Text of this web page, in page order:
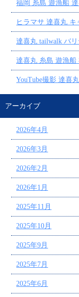
福岡 糸島 遊漁船
ヒラマサ 達喜丸
達喜丸 tailwalk バ
達喜丸 糸島 遊漁
YouTube撮影 達喜
アーカイブ
2026年4月
2026年3月
2026年2月
2026年1月
2025年11月
2025年10月
2025年9月
2025年7月
2025年6月